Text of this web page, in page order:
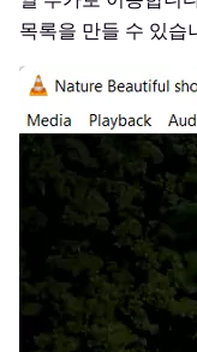
목록을 만들 수 있습